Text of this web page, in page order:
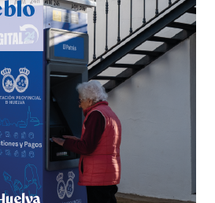
COLOMBINAS 2026